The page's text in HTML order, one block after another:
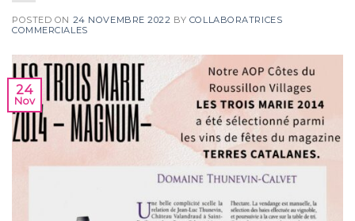
POSTED ON 24 NOVEMBRE 2022 BY COLLABORATRICES
COMMERCIALES
24
Nov